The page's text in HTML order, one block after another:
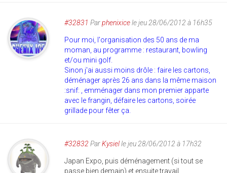
#32831 Parphenixicele jeu 28/06/2012 à 16h35
Pour moi, l'organisation des 50 ans de ma
moman, au programme : restaurant, bowling
et/ou mini golf.
Sinon j'ai aussi moins drôle : faire les cartons,
déménager après 26 ans dans la même maison
:snif: , emménager dans mon premier apparte
avec le frangin, défaire les cartons, soirée
grillade pour fêter ça.
#32832 ParKysielle jeu 28/06/2012 à 17h32
Japan Expo, puis déménagement (si tout se
passe bien demain) et ensuite travail